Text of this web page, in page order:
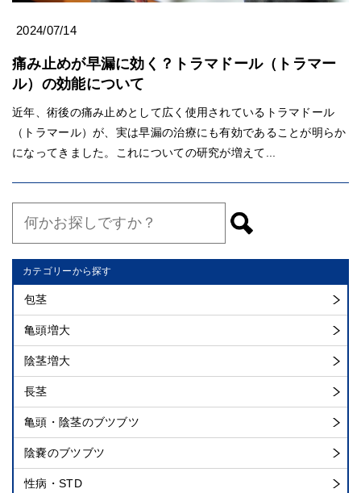
2024/07/14
痛み止めが早漏に効く？トラマドール（トラマー
ル）の効能について
近年、術後の痛み止めとして広く使用されているトラマドール
（トラマール）が、実は早漏の治療にも有効であることが明らか
になってきました。これについての研究が増えて...
カテゴリーから探す
包茎
亀頭増大
陰茎増大
長茎
亀頭・陰茎のブツブツ
陰嚢のブツブツ
性病・STD